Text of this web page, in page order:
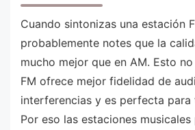
Cuando sintonizas una estación
probablemente notes que la
mucho mejor que en AM. Esto
FM ofrece mejor fidelidad de
interferencias y es perfecta para
Por eso las estaciones musicales